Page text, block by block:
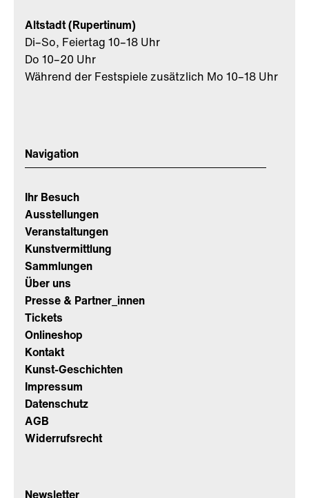
Altstadt (Rupertinum)
Di–So, Feiertag 10–18 Uhr
Do 10–20 Uhr
Während der Festspiele zusätzlich Mo 10–18 Uhr
Navigation
Ihr Besuch
Ausstellungen
Veranstaltungen
Kunstvermittlung
Sammlungen
Über uns
Presse & Partner_innen
Tickets
Onlineshop
Kontakt
Kunst-Geschichten
Impressum
Datenschutz
AGB
Widerrufsrecht
Newsletter